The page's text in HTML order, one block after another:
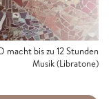
bis zu 12 Stunden
Musik (Libratone)